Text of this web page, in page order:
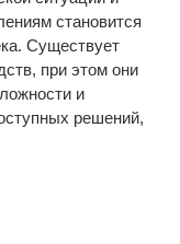
становится
Существует
при этом они
и
решений,